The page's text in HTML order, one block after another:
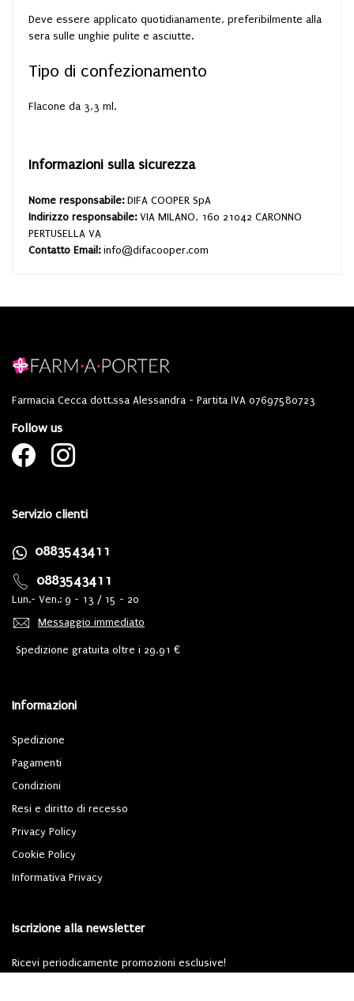
Deve essere applicato quotidianamente, preferibilmente alla
sera sulle unghie pulite e asciutte.
Tipo di confezionamento
Flacone da 3,3 ml.
Informazioni sulla sicurezza
Nome responsabile: DIFA COOPER SpA
Indirizzo responsabile: VIA MILANO, 160 21042 CARONNO
PERTUSELLA VA
Contatto Email: info@difacooper.com
Farmacia Cecca dott.ssa Alessandra - Partita IVA 07697580723
Follow us
Servizio clienti
0883543411
0883543411
Lun.- Ven.: 9 - 13 / 15 - 20
Messaggio immediato
Spedizione gratuita oltre i 29,91 €
Informazioni
Spedizione
Pagamenti
Condizioni
Resi e diritto di recesso
Privacy Policy
Cookie Policy
Informativa Privacy
Iscrizione alla newsletter
Ricevi periodicamente promozioni esclusive!